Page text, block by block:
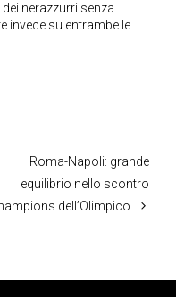
nerazzurri senza
invece su entrambe le
Roma-Napoli: grande
equilibrio nello scontro
dell’Olimpico